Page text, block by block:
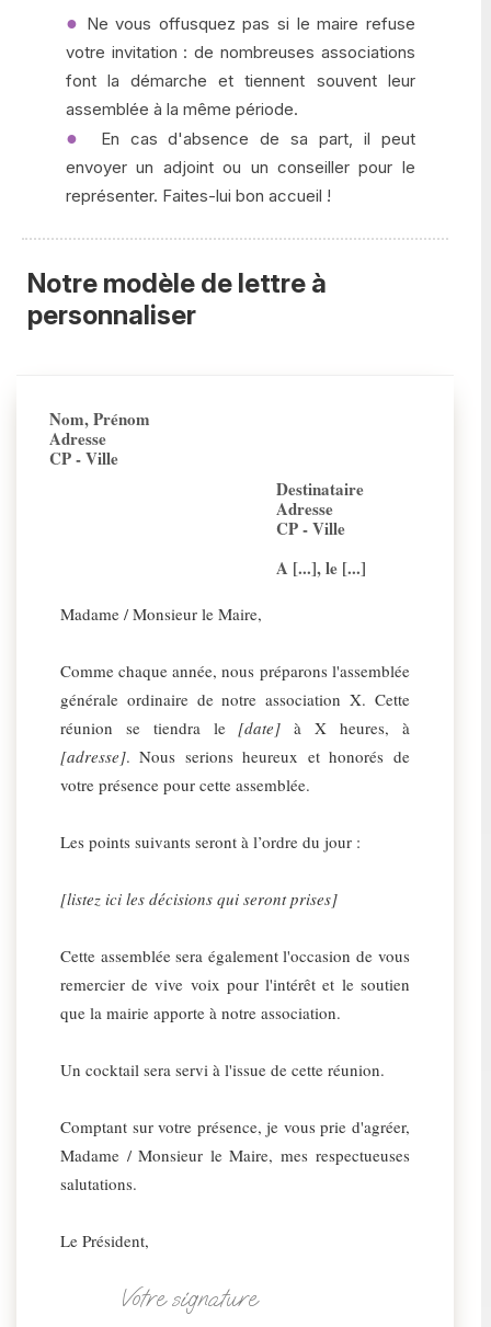
Ne vous offusquez pas si le maire refuse
votre invitation : de nombreuses associations
font la démarche et tiennent souvent leur
assemblée à la même période.
En cas d'absence de sa part, il peut
envoyer un adjoint ou un conseiller pour le
représenter. Faites-lui bon accueil !
Notre modèle de lettre à
personnaliser
Nom, Prénom
Adresse
CP - Ville
Destinataire
Adresse
CP - Ville
A [...], le [...]
Madame / Monsieur le Maire,
Comme chaque année, nous préparons l'assemblée
générale ordinaire de notre association X. Cette
réunion se tiendra le [date] à X heures, à
[adresse]. Nous serions heureux et honorés de
votre présence pour cette assemblée.
Les points suivants seront à l’ordre du jour :
[listez ici les décisions qui seront prises]
Cette assemblée sera également l'occasion de vous
remercier de vive voix pour l'intérêt et le soutien
que la mairie apporte à notre association.
Un cocktail sera servi à l'issue de cette réunion.
Comptant sur votre présence, je vous prie d'agréer,
Madame / Monsieur le Maire, mes respectueuses
salutations.
Le Président,
Votre signature